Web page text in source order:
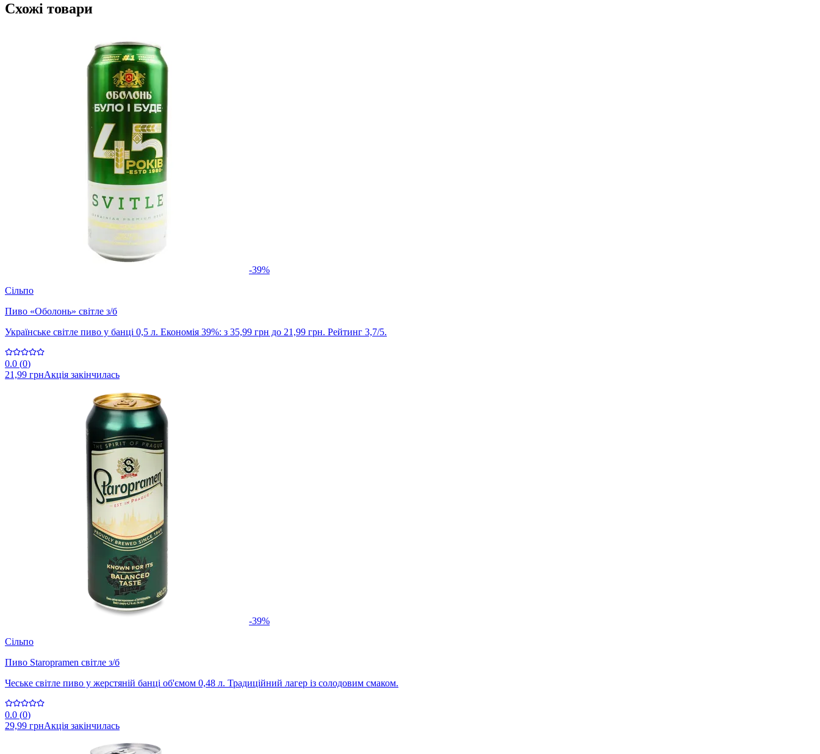
Схожі товари
-39%
Сільпо
Пиво «Оболонь» світле з/б
Українське світле пиво у банці 0,5 л. Економія 39%: з 35,99 грн до 21,99 грн. Рейтинг 3,7/5.
0.0 (0)
21,99 грнАкція закінчилась
-39%
Сільпо
Пиво Staropramen світле з/б
Чеське світле пиво у жерстяній банці об'ємом 0,48 л. Традиційний лагер із солодовим смаком.
0.0 (0)
29,99 грнАкція закінчилась